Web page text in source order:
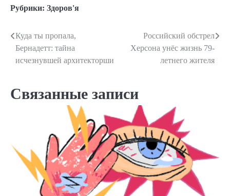
Рубрики: Здоров'я
Навигация
по
Куда ты пропала,
Бернадетт: тайна
исчезнувшей архитекторши
Российский обстрел
Херсона унёс жизнь 79-
летнего жителя
Связанные записи